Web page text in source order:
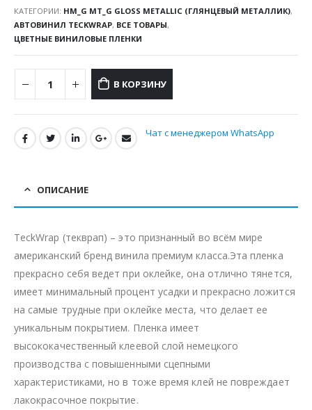
КАТЕГОРИИ: HM_G MT_G GLOSS METALLIC (ГЛЯНЦЕВЫЙ МЕТАЛЛИК),
АВТОВИНИЛ TECKWRAP, ВСЕ ТОВАРЫ,
ЦВЕТНЫЕ ВИНИЛОВЫЕ ПЛЕНКИ
В КОРЗИНУ
Чат с менеджером WhatsApp
ОПИСАНИЕ
TeckWrap (текврап) – это признанный во всём мире
американский бренд винила премиум класса.Эта пленка
прекрасно себя ведет при оклейке, она отлично тянется,
имеет минимальный процент усадки и прекрасно ложится
на самые трудные при оклейке места, что делает ее
уникальным покрытием. Пленка имеет
высококачественный клеевой слой немецкого
производства с повышенными сцепными
характеристиками, но в тоже время клей не повреждает
лакокрасочное покрытие.